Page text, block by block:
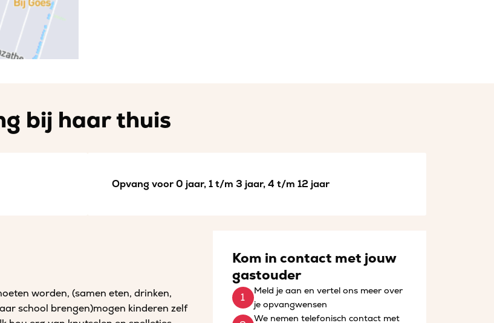
bij haar thuis
Opvang voor 0 jaar, 1 t/m 3 jaar, 4 t/m 12 jaar
worden, (samen eten, drinken,
school brengen)mogen kinderen zelf
Kom in contact met jouw
gastouder
Meld je aan en vertel ons meer over
je opvangwensen
We nemen telefonisch contact met